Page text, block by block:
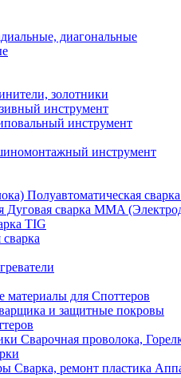
диагональные
золотники
инструмент
инструмент
инструмент
Полуавтоматическая
Дуговая сварка MMA
TIG
материалы для Споттеров
и защитные покровы
Сварочная проволока,
Сварка, ремонт пластика